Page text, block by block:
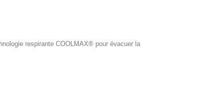
respirante COOLMAX® pour évacuer la